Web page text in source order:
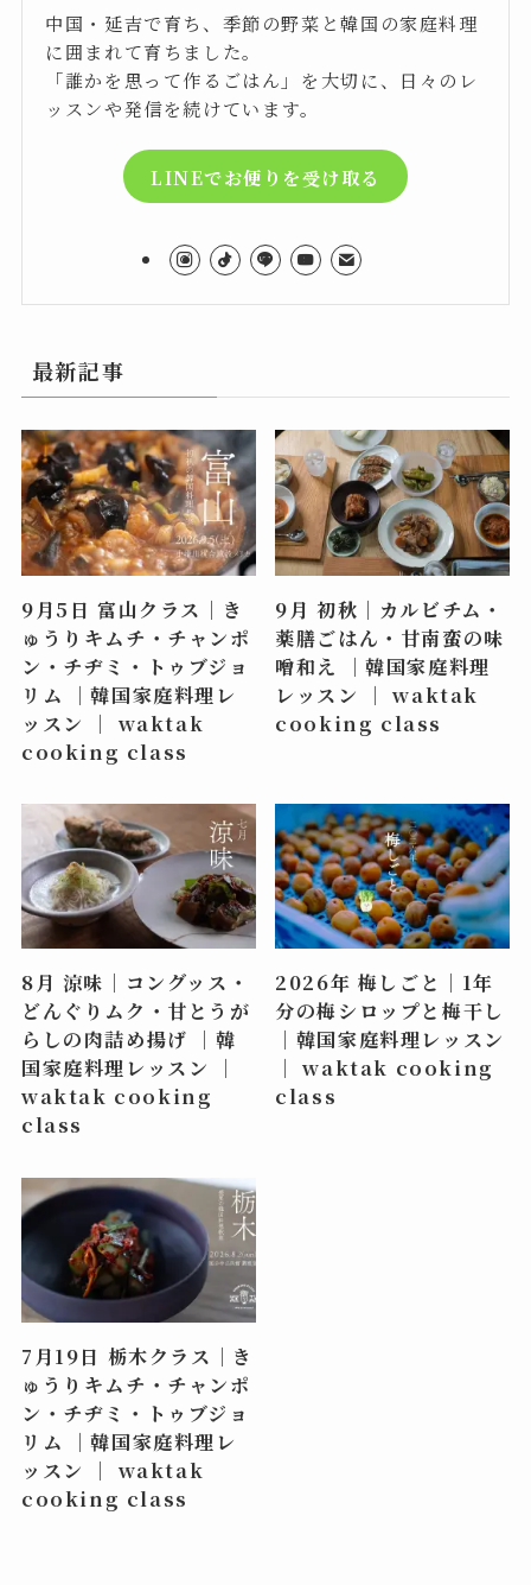
中国・延吉で育ち、季節の野菜と韓国の家庭料理
に囲まれて育ちました。
「誰かを思って作るごはん」を大切に、日々のレ
ッスンや発信を続けています。
LINEでお便りを受け取る
最新記事
9月5日 富山クラス｜き
ゅうりキムチ・チャンポ
ン・チヂミ・トゥブジョ
リム ｜韓国家庭料理レ
ッスン ｜ waktak
cooking class
9月 初秋｜カルビチム・
薬膳ごはん・甘南蛮の味
噌和え ｜韓国家庭料理
レッスン ｜ waktak
cooking class
8月 涼味｜コングッス・
どんぐりムク・甘とうが
らしの肉詰め揚げ ｜韓
国家庭料理レッスン ｜
waktak cooking
class
2026年 梅しごと｜1年
分の梅シロップと梅干し
｜韓国家庭料理レッスン
｜ waktak cooking
class
7月19日 栃木クラス｜き
ゅうりキムチ・チャンポ
ン・チヂミ・トゥブジョ
リム ｜韓国家庭料理レ
ッスン ｜ waktak
cooking class